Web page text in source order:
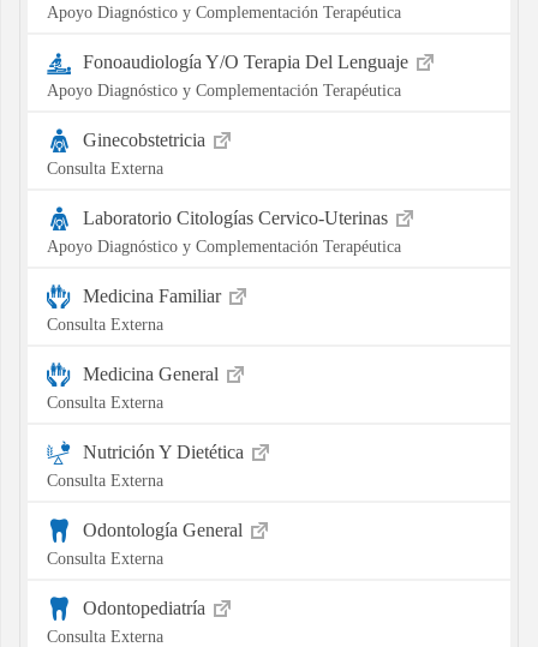
Apoyo Diagnóstico y Complementación Terapéutica
Fonoaudiología Y/O Terapia Del Lenguaje
Apoyo Diagnóstico y Complementación Terapéutica
Ginecobstetricia
Consulta Externa
Laboratorio Citologías Cervico-Uterinas
Apoyo Diagnóstico y Complementación Terapéutica
Medicina Familiar
Consulta Externa
Medicina General
Consulta Externa
Nutrición Y Dietética
Consulta Externa
Odontología General
Consulta Externa
Odontopediatría
Consulta Externa